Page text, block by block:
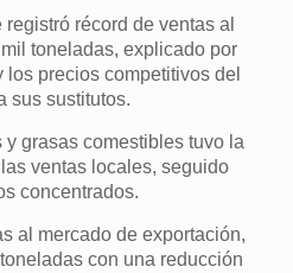
récord de ventas al
toneladas, explicado por
precios competitivos del
sus sustitutos.
grasas comestibles tuvo la
ventas locales, seguido
concentrados.
al mercado de exportación,
con una reducción